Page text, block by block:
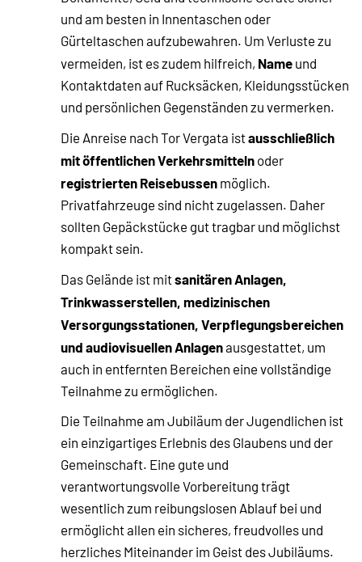
und am besten in Innentaschen oder
Gürteltaschen aufzubewahren. Um Verluste zu
vermeiden, ist es zudem hilfreich, Nameund
Kontaktdaten auf Rucksäcken, Kleidungsstücken
und persönlichen Gegenständen zu vermerken.
Die Anreise nach Tor Vergata istausschließlich
mit öffentlichen Verkehrsmittelnoder
registrierten Reisebussenmöglich.
Privatfahrzeuge sind nicht zugelassen. Daher
sollten Gepäckstücke gut tragbar und möglichst
kompakt sein.
Das Gelände ist mitsanitären Anlagen,
Trinkwasserstellen, medizinischen
Versorgungsstationen, Verpflegungsbereichen
und audiovisuellen Anlagenausgestattet, um
auch in entfernten Bereichen eine vollständige
Teilnahme zu ermöglichen.
Die Teilnahme am Jubiläum der Jugendlichen ist
ein einzigartiges Erlebnis des Glaubens und der
Gemeinschaft. Eine gute und
verantwortungsvolle Vorbereitung trägt
wesentlich zum reibungslosen Ablauf bei und
ermöglicht allen ein sicheres, freudvolles und
herzliches Miteinander im Geist des Jubiläums.